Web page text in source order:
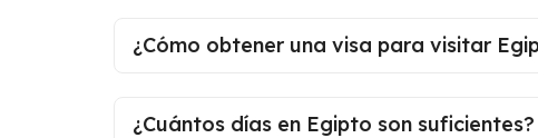
¿Cómo obtener una visa para visitar
¿Cuántos días en Egipto son suficientes?